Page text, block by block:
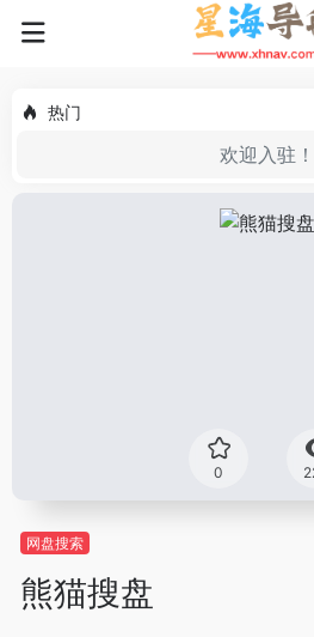
热门
欢迎入驻！
0
网盘搜索
熊猫搜盘